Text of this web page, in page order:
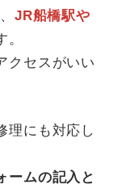
JR船橋駅や
。
クセスがいい
理にも対応し
ームの記入と